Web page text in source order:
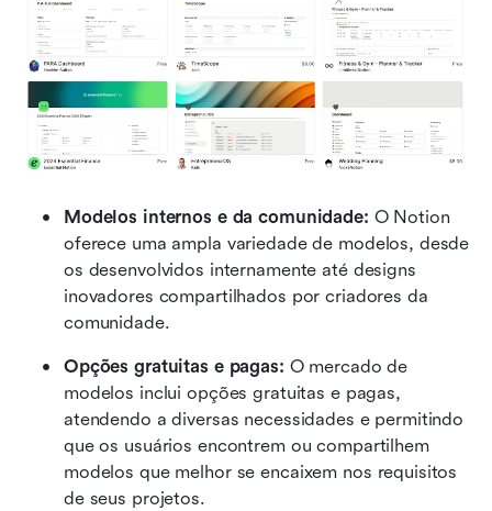
Modelos internos e da comunidade: O Notion
oferece uma ampla variedade de modelos, desde
os desenvolvidos internamente até designs
inovadores compartilhados por criadores da
comunidade.
Opções gratuitas e pagas: O mercado de
modelos inclui opções gratuitas e pagas,
atendendo a diversas necessidades e permitindo
que os usuários encontrem ou compartilhem
modelos que melhor se encaixem nos requisitos
de seus projetos.